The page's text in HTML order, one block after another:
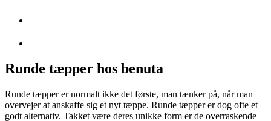
Runde tæpper hos benuta
Runde tæpper er normalt ikke det første, man tænker på, når man
overvejer at anskaffe sig et nyt tæppe. Runde tæpper er dog ofte et
godt alternativ. Takket være deres unikke form er de overraskende